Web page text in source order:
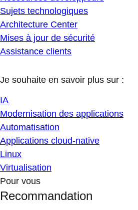
Sujets technologiques
Architecture Center
Mises à jour de sécurité
Assistance clients
Je souhaite en savoir plus sur :
IA
Modernisation des applications
Automatisation
Applications cloud-native
Linux
Virtualisation
Pour vous
Recommandation